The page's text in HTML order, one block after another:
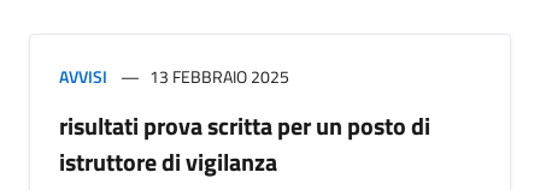
AVVISI 13 FEBBRAIO 2025
risultati prova scritta per un posto di
istruttore di vigilanza